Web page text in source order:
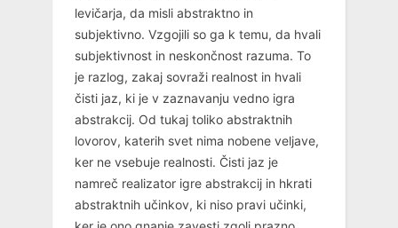
levičarja, da misli abstraktno in
subjektivno. Vzgojili so ga k temu, da hvali
subjektivnost in neskončnost razuma. To
je razlog, zakaj sovraži realnost in hvali
čisti jaz, ki je v zaznavanju vedno igra
abstrakcij. Od tukaj toliko abstraktnih
lovorov, katerih svet nima nobene veljave,
ker ne vsebuje realnosti. Čisti jaz je
namreč realizator igre abstrakcij in hkrati
abstraktnih učinkov, ki niso pravi učinki,